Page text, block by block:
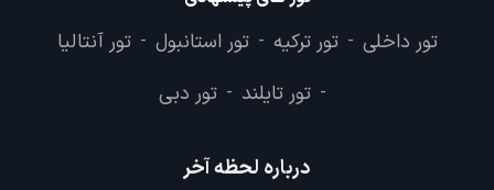
تور داخلی - تور ترکیه - تور استانبول - تور آنتالیا
- تور تایلند - تور دبی
درباره لحظه آخر